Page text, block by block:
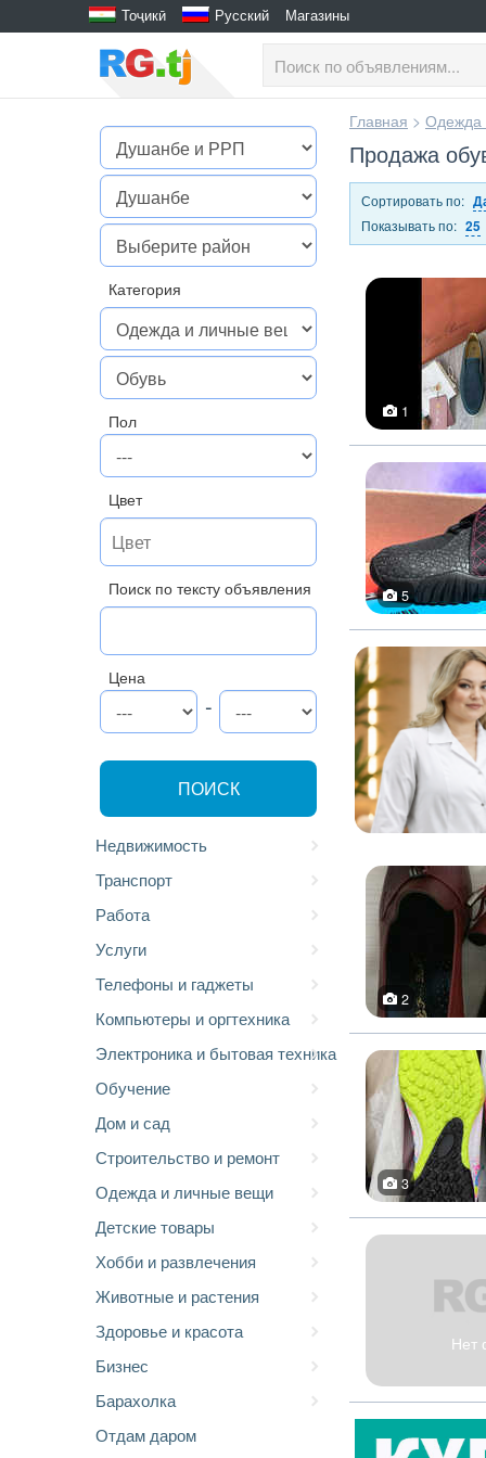
Тоҷикӣ Русский Магазины
Категория
Пол
Цвет
Поиск по тексту объявления
Цена
-
ПОИСК
Недвижимость
Транспорт
Работа
Услуги
Телефоны и гаджеты
Компьютеры и оргтехника
Электроника и бытовая техника
Обучение
Дом и сад
Строительство и ремонт
Одежда и личные вещи
Детские товары
Хобби и развлечения
Животные и растения
Здоровье и красота
Бизнес
Барахолка
Отдам даром
Главная > Одежда
Продажа
Сортировать по:
Показывать по: 25
1
5
2
3
Нет